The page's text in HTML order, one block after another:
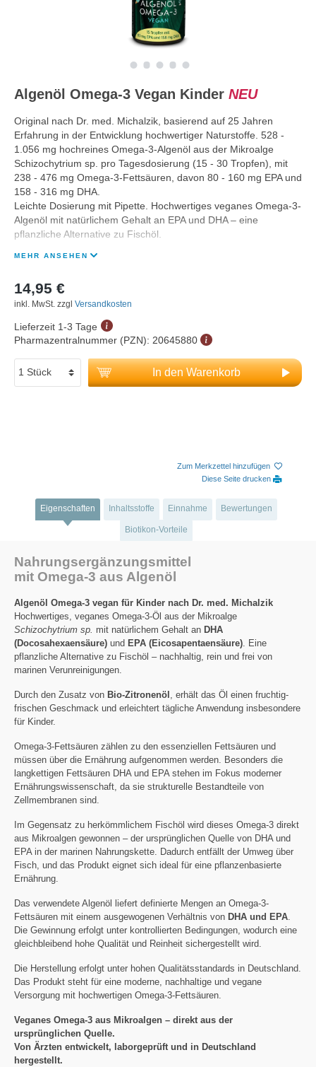
Algenöl Omega-3 Vegan Kinder NEU
Original nach Dr. med. Michalzik, basierend auf 25 Jahren
Erfahrung in der Entwicklung hochwertiger Naturstoffe. 528 -
1.056 mg hochreines Omega-3-Algenöl aus der Mikroalge
Schizochytrium sp. pro Tagesdosierung (15 - 30 Tropfen), mit
238 - 476 mg Omega-3-Fettsäuren, davon 80 - 160 mg EPA und
158 - 316 mg DHA.
Leichte Dosierung mit Pipette. Hochwertiges veganes Omega-3-
Algenöl mit natürlichem Gehalt an EPA und DHA – eine
pflanzliche Alternative zu Fischöl.
MEHR ANSEHEN
14,95 €
inkl. MwSt. zzgl Versandkosten
Lieferzeit 1-3 Tage
Pharmazentralnummer (PZN): 20645880
In den Warenkorb
Zum Merkzettel hinzufügen
Diese Seite drucken
Eigenschaften Inhaltsstoffe Einnahme Bewertungen
Biotikon-Vorteile
Nahrungsergänzungsmittel
mit Omega-3 aus Algenöl
Algenöl Omega-3 vegan für Kinder nach Dr. med. Michalzik
Hochwertiges, veganes Omega-3-Öl aus der Mikroalge
Schizochytrium sp. mit natürlichem Gehalt an DHA
(Docosahexaensäure) und EPA (Eicosapentaensäure). Eine
pflanzliche Alternative zu Fischöl – nachhaltig, rein und frei von
marinen Verunreinigungen.
Durch den Zusatz von Bio-Zitronenöl , erhält das Öl einen fruchtig-
frischen Geschmack und erleichtert tägliche Anwendung insbesondere
für Kinder.
Omega-3-Fettsäuren zählen zu den essenziellen Fettsäuren und
müssen über die Ernährung aufgenommen werden. Besonders die
langkettigen Fettsäuren DHA und EPA stehen im Fokus moderner
Ernährungswissenschaft, da sie strukturelle Bestandteile von
Zellmembranen sind.
Im Gegensatz zu herkömmlichem Fischöl wird dieses Omega-3 direkt
aus Mikroalgen gewonnen – der ursprünglichen Quelle von DHA und
EPA in der marinen Nahrungskette. Dadurch entfällt der Umweg über
Fisch, und das Produkt eignet sich ideal für eine pflanzenbasierte
Ernährung.
Das verwendete Algenöl liefert definierte Mengen an Omega-3-
Fettsäuren mit einem ausgewogenen Verhältnis von DHA und EPA.
Die Gewinnung erfolgt unter kontrollierten Bedingungen, wodurch eine
gleichbleibend hohe Qualität und Reinheit sichergestellt wird.
Die Herstellung erfolgt unter hohen Qualitätsstandards in Deutschland.
Das Produkt steht für eine moderne, nachhaltige und vegane
Versorgung mit hochwertigen Omega-3-Fettsäuren.
Veganes Omega-3 aus Mikroalgen – direkt aus der
ursprünglichen Quelle.
Von Ärzten entwickelt, laborgeprüft und in Deutschland
hergestellt.